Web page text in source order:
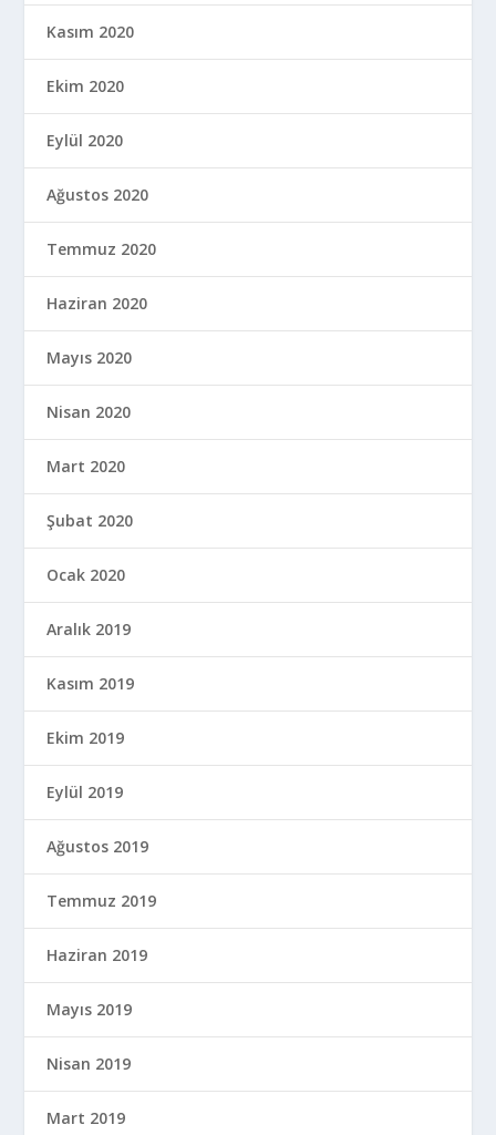
Kasım 2020
Ekim 2020
Eylül 2020
Ağustos 2020
Temmuz 2020
Haziran 2020
Mayıs 2020
Nisan 2020
Mart 2020
Şubat 2020
Ocak 2020
Aralık 2019
Kasım 2019
Ekim 2019
Eylül 2019
Ağustos 2019
Temmuz 2019
Haziran 2019
Mayıs 2019
Nisan 2019
Mart 2019